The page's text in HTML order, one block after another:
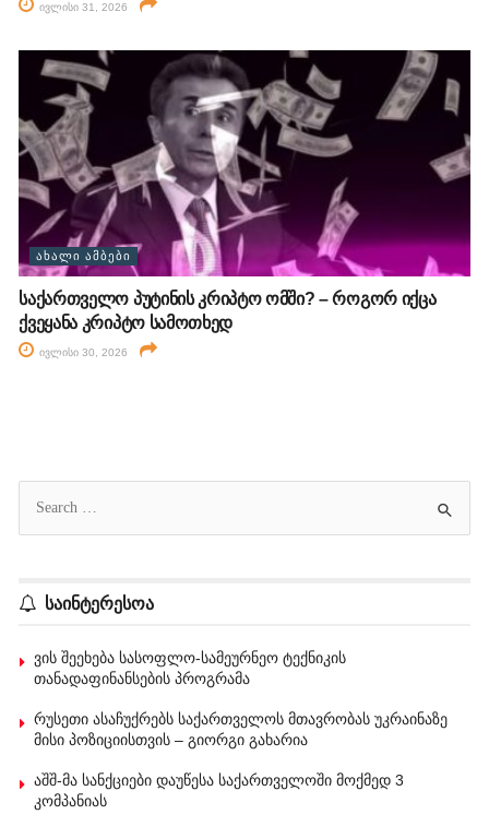
ივლისი 31, 2026
ᲐᲮᲐᲚᲘ ᲐᲛᲑᲔᲑᲘ
საქართველო პუტინის კრიპტო ომში? – როგორ იქცა
ქვეყანა კრიპტო სამოთხედ
ივლისი 30, 2026
საინტერესოა
ვის შეეხება სასოფლო-სამეურნეო ტექნიკის
თანადაფინანსების პროგრამა
რუსეთი ასაჩუქრებს საქართველოს მთავრობას უკრაინაზე
მისი პოზიციისთვის – გიორგი გახარია
აშშ-მა სანქციები დაუწესა საქართველოში მოქმედ 3
კომპანიას